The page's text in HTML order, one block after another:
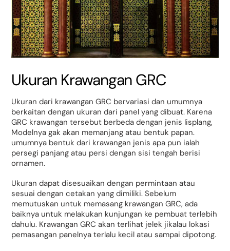
Ukuran Krawangan GRC
Ukuran dari krawangan GRC bervariasi dan umumnya
berkaitan dengan ukuran dari panel yang dibuat. Karena
GRC krawangan tersebut berbeda dengan jenis lisplang,
Modelnya gak akan memanjang atau bentuk papan.
umumnya bentuk dari krawangan jenis apa pun ialah
persegi panjang atau persi dengan sisi tengah berisi
ornamen.
Ukuran dapat disesuaikan dengan permintaan atau
sesuai dengan cetakan yang dimiliki. Sebelum
memutuskan untuk memasang krawangan GRC, ada
baiknya untuk melakukan kunjungan ke pembuat terlebih
dahulu. Krawangan GRC akan terlihat jelek jikalau lokasi
pemasangan panelnya terlalu kecil atau sampai dipotong.